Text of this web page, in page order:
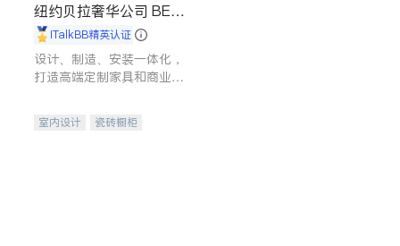
纽约贝拉奢华公司 BELL
A LUXE
iTalkBB精英认证
设计、制造、安装一体化，
打造高端定制家具和商业空
室内设计
瓷砖橱柜